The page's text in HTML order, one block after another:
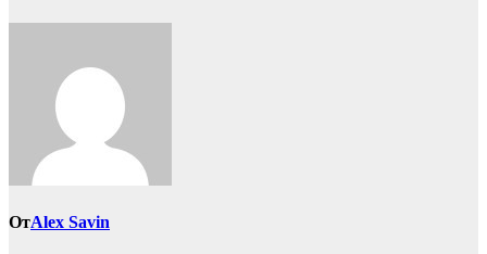
ОтAlex Savin